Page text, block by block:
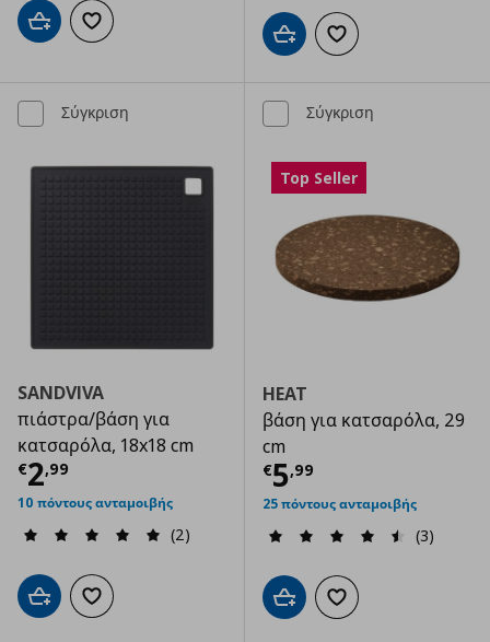
Προσθήκη στο καλάθι
Προσθήκη στα αγαπημένα
Προσθήκη στο καλάθι
Προσθήκη στα
Σύγκριση
SANDVIVA
πιάστρα/βάση για
κατσαρόλα, 18x18 cm
€2,99
Τρέχουσα τιμή € 2,99
10 πόντους ανταμοιβής
(2)
Προσθήκη στο καλάθι
Προσθήκη στα αγαπημένα
Σύγκριση
Top Seller
HEAT
βάση για κατσαρόλα, 29
cm
€5,99
Τρέχουσα
25 πόντους ανταμοιβής
(3)
Προσθήκη στο καλάθι
Προσθήκη στα